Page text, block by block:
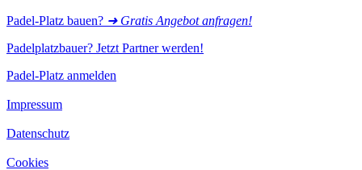
Padel-Platz bauen? ➜ Gratis Angebot anfragen!
Padelplatzbauer? Jetzt Partner werden!
Padel-Platz anmelden
Impressum
Datenschutz
Cookies